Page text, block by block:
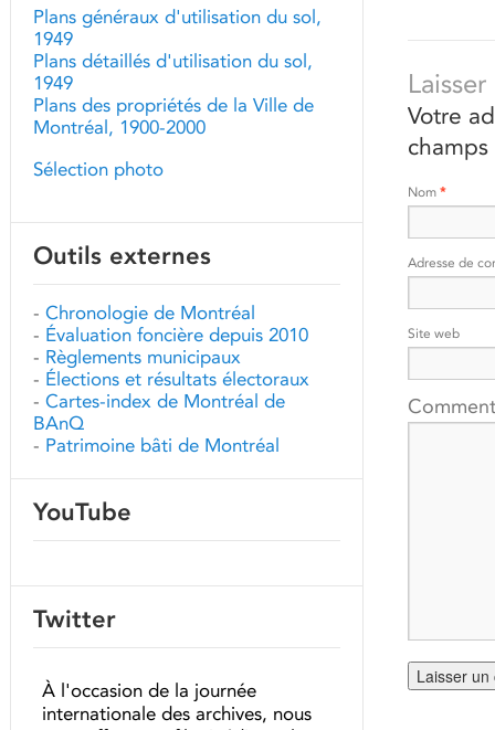
Votre
Nom *
Adresse de
Site web
Plans généraux d'utilisation du sol,
1949
Plans détaillés d'utilisation du sol,
1949
Plans des propriétés de la Ville de
Montréal, 1900-2000
Sélection photo
Outils externes
- Chronologie de Montréal
- Évaluation foncière depuis 2010
- Règlements municipaux
- Élections et résultats électoraux
- Cartes-index de Montréal de
BAnQ
- Patrimoine bâti de Montréal
YouTube
Twitter
À l'occasion de la journée
internationale des archives, nous